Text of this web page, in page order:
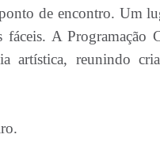
de encontro. Um
A Programação
artística, reunindo